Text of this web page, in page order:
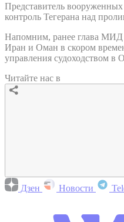
Представитель
контроль Тегерана над
Напомним, ранее глава
Иран и Оман в скором
управления судоходством в
Читайте нас в
Дзен Новости